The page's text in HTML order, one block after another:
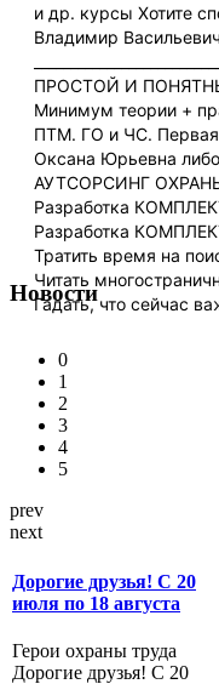
и др. курсы Хотите
Владимир
ПРОСТОЙ И
Минимум теории +
ПТМ. ГО и ЧС.
Оксана Юрьевна либо
АУТСОРСИНГ
Разработка
Разработка
Тратить время на
Читать
Гадать, что сейчас
Новости
0
1
2
3
4
5
prev
next
Дорогие друзья! С 20
июля по 18 августа
Герои охраны труда
Дорогие друзья! С 20